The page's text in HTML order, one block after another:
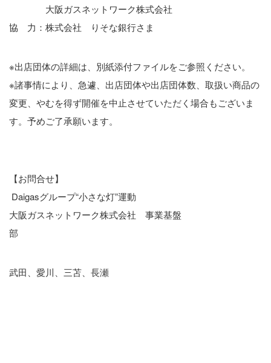
大阪ガスネットワーク株式会社
協 力：株式会社 りそな銀行さま
※出店団体の詳細は、別紙添付ファイルをご参照ください。
※諸事情により、急遽、出店団体や出店団体数、取扱い商品の
変更、やむを得ず開催を中止させていただく場合もございま
す。予めご了承願います。
【お問合せ】
Daigasグループ“小さな灯”運動
大阪ガスネットワーク株式会社 事業基盤
部
武田、愛川、三苫、長瀬